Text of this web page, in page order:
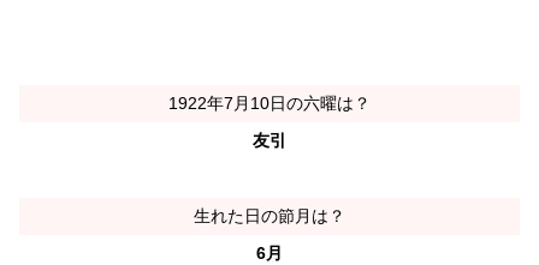
1922年7月10日の六曜は？
友引
生れた日の節月は？
6月